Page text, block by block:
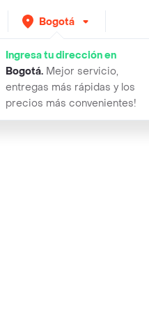
Bogotá
Ingresa tu dirección en
Bogotá. Mejor servicio,
entregas más rápidas y los
precios más convenientes!
proscience proteina best coco